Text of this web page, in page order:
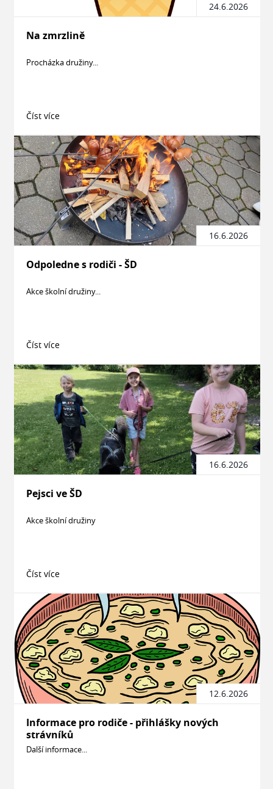
24.6.2026
Na zmrzlině
Procházka družiny...
Číst více
16.6.2026
Odpoledne s rodiči - ŠD
Akce školní družiny...
Číst více
16.6.2026
Pejsci ve ŠD
Akce školní družiny
Číst více
12.6.2026
Informace pro rodiče - přihlášky nových
strávníků
Další informace...